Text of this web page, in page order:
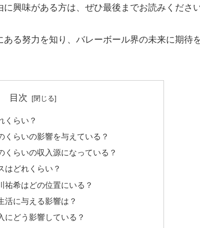
興味がある方は、ぜひ最後までお読みください
る努力を知り、バレーボール界の未来に期待
目次
くらい？
くらいの影響を与えている？
くらいの収入源になっている？
はどれくらい？
祐希はどの位置にいる？
活に与える影響は？
にどう影響している？